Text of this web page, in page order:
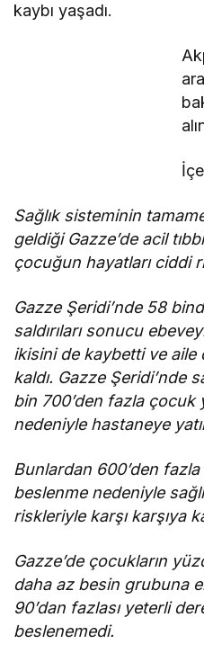
kaybı yaşadı.
Sağlık sisteminin
geldiği Gazze’de acil
çocuğun hayatları ciddi
Gazze Şeridi’nde 58
saldırıları sonucu
ikisini de kaybetti ve
kaldı. Gazze Şeridi’nde
bin 700’den fazla çocuk
nedeniyle hastaneye
Bunlardan 600’den
beslenme nedeniyle
riskleriyle karşı karşıya
Gazze’de çocukların
daha az besin grubuna
90’dan fazlası yeterli
beslenemedi.